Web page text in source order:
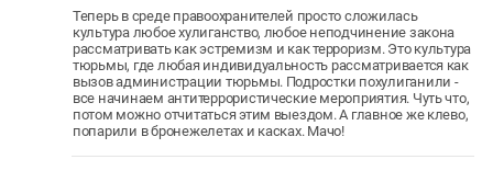
Теперь в среде правоохранителей просто сложилась
культура любое хулиганство, любое неподчинение закона
рассматривать как эстремизм и как терроризм. Это культура
тюрьмы, где любая индивидуальность рассматривается как
вызов администрации тюрьмы. Подростки похулиганили -
все начинаем антитеррористические мероприятия. Чуть что,
потом можно отчитаться этим выездом. А главное же клево,
попарили в бронежелетах и касках. Мачо!